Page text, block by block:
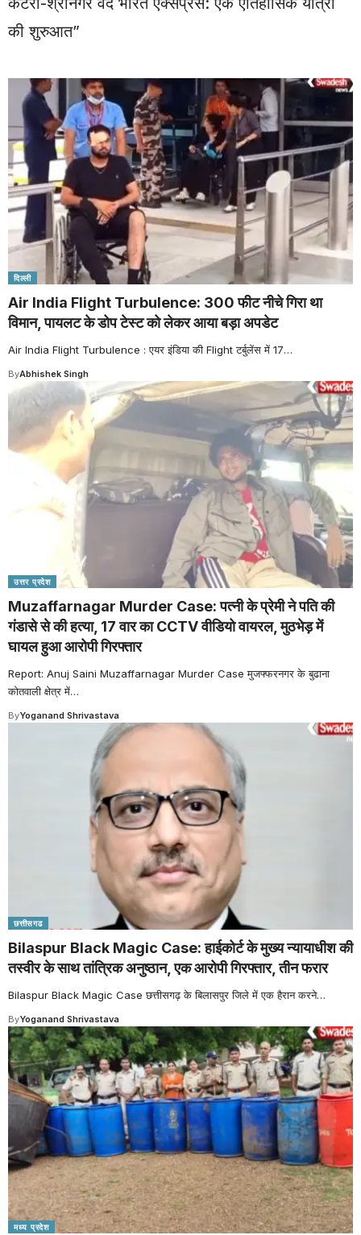
की शुरुआत”
दिल्ली
Air India Flight Turbulence: 300 फीट नीचे गिरा था
विमान, पायलट के डोप टेस्ट को लेकर आया बड़ा अपडेट
Air India Flight Turbulence : एयर इंडिया की Flight टर्बुलेंस में 17…
ByAbhishek Singh
उत्तर प्रदेश
Muzaffarnagar Murder Case: पत्नी के प्रेमी ने पति की
गंडासे से की हत्या, 17 वार का CCTV वीडियो वायरल, मुठभेड़ में
घायल हुआ आरोपी गिरफ्तार
Report: Anuj Saini Muzaffarnagar Murder Case मुजफ्फरनगर के बुढाना
कोतवाली क्षेत्र में…
ByYoganand Shrivastava
छत्तीसगढ
Bilaspur Black Magic Case: हाईकोर्ट के मुख्य न्यायाधीश की
तस्वीर के साथ तांत्रिक अनुष्ठान, एक आरोपी गिरफ्तार, तीन फरार
Bilaspur Black Magic Case छत्तीसगढ़ के बिलासपुर जिले में एक हैरान करने…
ByYoganand Shrivastava
मध्य प्रदेश